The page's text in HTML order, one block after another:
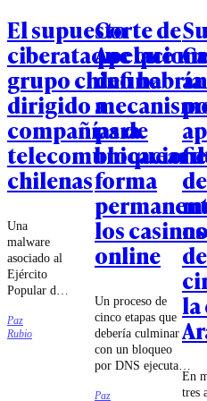
El supuesto
ciberataque que un
grupo chino habría
dirigido a
compañías de
chilenas
Una
malware
asociado al
Ejército
Popular de
chino habría
intentado
Paz
Rubio
Corte de
define
para
bloquear
forma
los casinos
online
Un proceso de
cinco etapas que
debería culminar
con un bloqueo
por DNS ejecutado
por las compañías
de
Paz
la
En
tres